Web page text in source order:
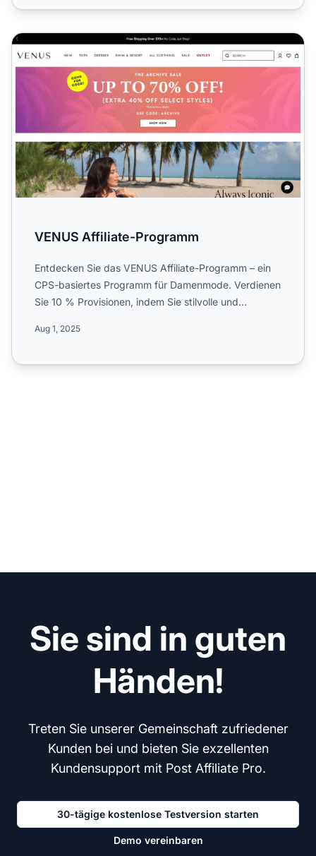
VENUS Affiliate-Programm
VENUS Affiliate-Programm
Entdecken Sie das VENUS Affiliate-Programm – ein
CPS-basiertes Programm für Damenmode. Verdienen
Sie 10 % Provisionen, indem Sie stilvolle und
Aug 1, 2025
Sie sind in guten
Händen!
Treten Sie unserer Gemeinschaft zufriedener
Kunden bei und bieten Sie exzellenten
Kundensupport mit Post Affiliate Pro.
30-tägige kostenlose Testversion starten
Demo vereinbaren